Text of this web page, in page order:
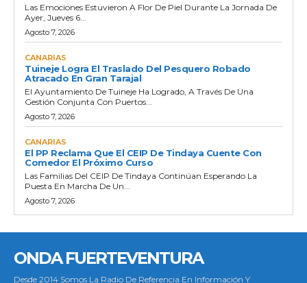
Las Emociones Estuvieron A Flor De Piel Durante La Jornada De
Ayer, Jueves 6...
Agosto 7, 2026
CANARIAS
Tuineje Logra El Traslado Del Pesquero Robado
Atracado En Gran Tarajal
El Ayuntamiento De Tuineje Ha Logrado, A Través De Una
Gestión Conjunta Con Puertos...
Agosto 7, 2026
CANARIAS
El PP Reclama Que El CEIP De Tindaya Cuente Con
Comedor El Próximo Curso
Las Familias Del CEIP De Tindaya Continúan Esperando La
Puesta En Marcha De Un...
Agosto 7, 2026
ONDA FUERTEVENTURA
Desde 2014 Somos La Radio De Referencia En Información Y